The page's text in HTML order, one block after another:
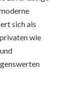
sich als
wie